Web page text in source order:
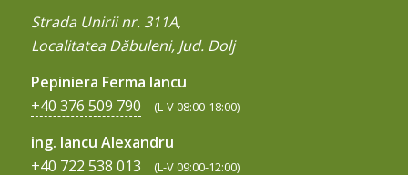
Strada Unirii nr. 311A,
Localitatea Dăbuleni, Jud. Dolj
Pepiniera Ferma Iancu
+40 376 509 790
(L-V 08:00-18:00)
ing. Iancu Alexandru
+40 722 538 013
(L-V 09:00-12:00)